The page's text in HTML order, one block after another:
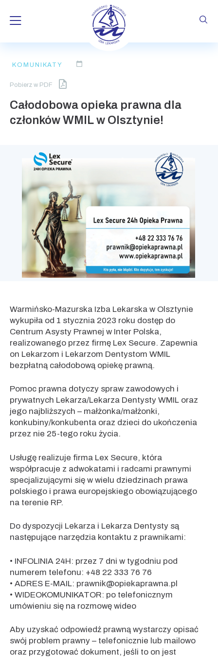
Skip
content
KOMUNIKATY
Pobierz w PDF
Całodobowa opieka prawna dla
członków WMIL w Olsztynie!
Warmińsko-Mazurska Izba Lekarska w Olsztynie
wykupiła od 1 stycznia 2023 roku dostęp do
Centrum Asysty Prawnej w Inter Polska,
realizowanego przez firmę Lex Secure. Zapewnia
on Lekarzom i Lekarzom Dentystom WMIL
bezpłatną całodobową opiekę prawną.
Pomoc prawna dotyczy spraw zawodowych i
prywatnych Lekarza/Lekarza Dentysty WMIL oraz
jego najbliższych – małżonka/małżonki,
konkubiny/konkubenta oraz dzieci do ukończenia
przez nie 25-tego roku życia.
Usługę realizuje firma Lex Secure, która
współpracuje z adwokatami i radcami prawnymi
specjalizującymi się w wielu dziedzinach prawa
polskiego i prawa europejskiego obowiązującego
na terenie RP.
Do dyspozycji Lekarza i Lekarza Dentysty są
następujące narzędzia kontaktu z prawnikami:
• INFOLINIA 24H: przez 7 dni w tygodniu pod
numerem telefonu: +48 22 333 76 76
• ADRES E-MAIL: prawnik@opiekaprawna.pl
• WIDEOKOMUNIKATOR: po telefonicznym
umówieniu się na rozmowę wideo
Aby uzyskać odpowiedź prawną wystarczy opisać
swój problem prawny – telefonicznie lub mailowo
oraz przygotować dokument, jeśli to on jest